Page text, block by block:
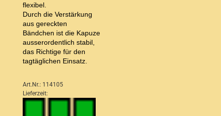
flexibel.
Durch die Verstärkung
aus gereckten
Bändchen ist die Kapuze
ausserordentlich stabil,
das Richtige für den
tagtäglichen Einsatz.
Art.Nr.: 114105
Lieferzeit: